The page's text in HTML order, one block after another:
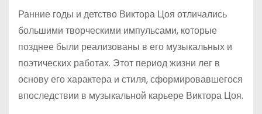
Ранние годы и детство Виктора Цоя отличались
большими творческими импульсами, которые
позднее были реализованы в его музыкальных и
поэтических работах. Этот период жизни лег в
основу его характера и стиля, сформировавшегося
впоследствии в музыкальной карьере Виктора Цоя.